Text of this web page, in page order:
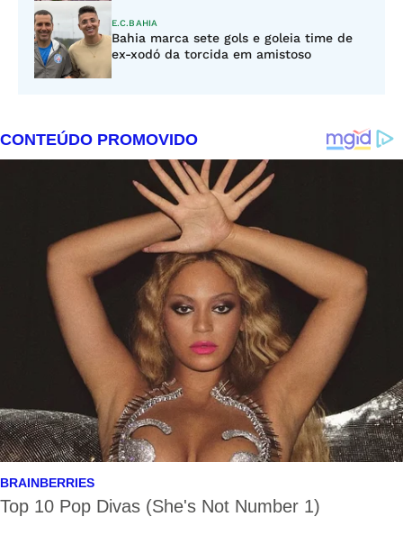
E.C.BAHIA
Bahia marca sete gols e goleia time de
ex-xodó da torcida em amistoso